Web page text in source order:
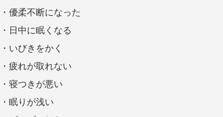
・優柔不断になった
・日中に眠くなる
・いびきをかく
・疲れが取れない
・寝つきが悪い
・眠りが浅い